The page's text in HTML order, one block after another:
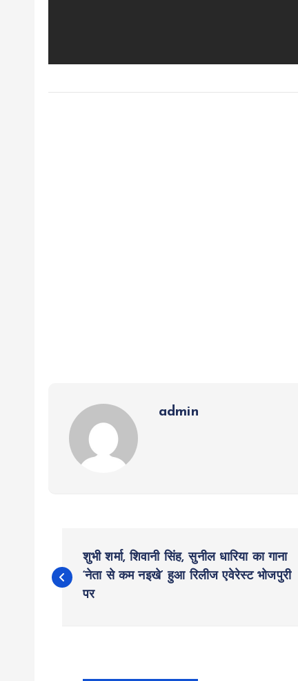
admin
o
शुभी शर्मा, शिवानी सिंह, सुनील धारिया का गाना
‘नेता से कम नइखे’ हुआ रिलीज एवेरेस्ट भोजपुरी
पर